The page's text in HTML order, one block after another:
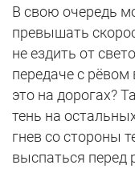
В свою очередь
превышать
не ездить от
передаче с
это на дорогах?
тень на
гнев со стороны
выспаться перед